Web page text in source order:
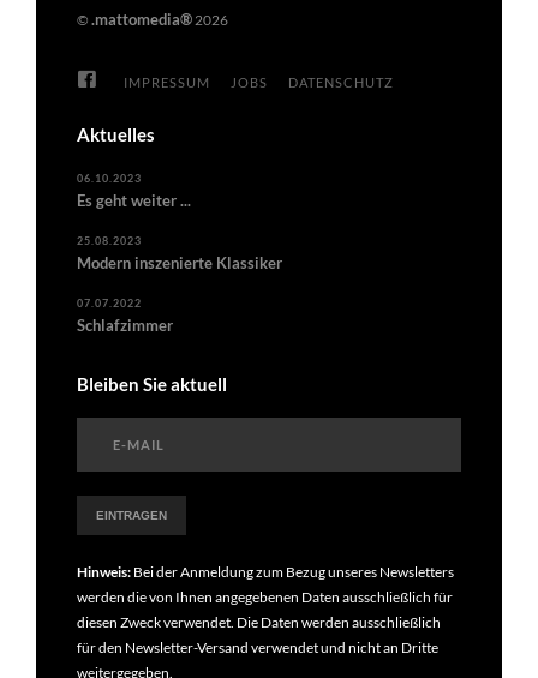
© .mattomedia®2026
IMPRESSUM JOBS DATENSCHUTZ
Aktuelles
06.10.2023
Es geht weiter ...
25.08.2023
Modern inszenierte Klassiker
07.07.2022
Schlafzimmer
Bleiben Sie aktuell
Hinweis: Bei der Anmeldung zum Bezug unseres Newsletters
werden die von Ihnen angegebenen Daten ausschließlich für
diesen Zweck verwendet. Die Daten werden ausschließlich
für den Newsletter-Versand verwendet und nicht an Dritte
weitergegeben.